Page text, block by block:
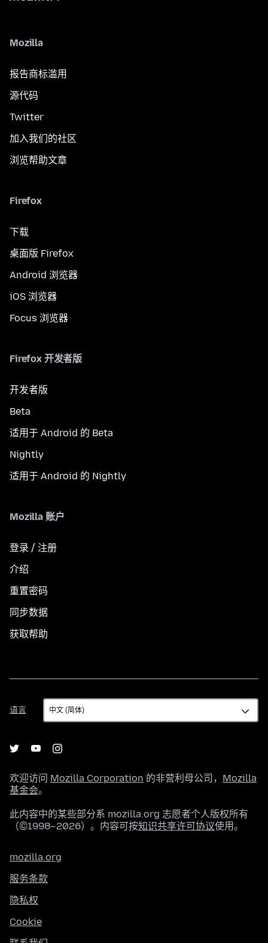
Mozilla
报告商标滥用
源代码
Twitter
加入我们的社区
浏览帮助文章
Firefox
下载
桌面版 Firefox
Android 浏览器
iOS 浏览器
Focus 浏览器
Firefox 开发者版
开发者版
Beta
适用于 Android 的 Beta
Nightly
适用于 Android 的 Nightly
Mozilla 账户
登录 / 注册
介绍
重置密码
同步数据
获取帮助
语言
语
言
欢迎访问 Mozilla Corporation 的非营利母公司， Mozilla
基金会。
此内容中的某些部分系 mozilla.org 志愿者个人版权所有
（©1998–2026）。内容可按知识共享许可协议使用。
mozilla.org
服务条款
隐私权
Cookie